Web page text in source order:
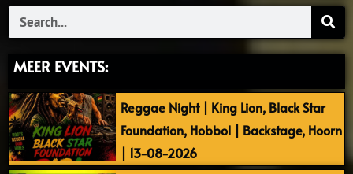
Search
MEER EVENTS:
Reggae Night | King Lion, Black Star
Foundation, Hobbol | Backstage, Hoorn
| 13-08-2026